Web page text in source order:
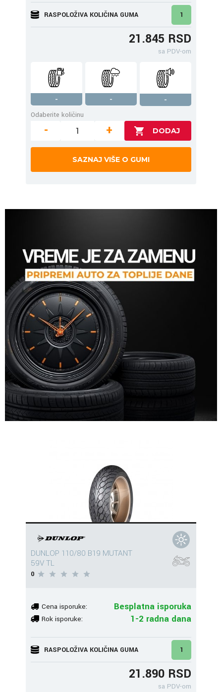
RASPOLOŽIVA KOLIČINA GUMA 1
21.845 RSD
sa PDV-om
- -
-
Odaberite količinu
- +
SAZNAJ VIŠE O GUMI
DUNLOP 110/80 B19 MUTANT
59V TL
0
Cena isporuke: Besplatna isporuka
Rok isporuke: 1-2 radna dana
RASPOLOŽIVA KOLIČINA GUMA 1
21.890 RSD
sa PDV-om